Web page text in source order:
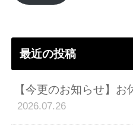
最近の投稿
【今更のお知らせ】お
2026.07.26